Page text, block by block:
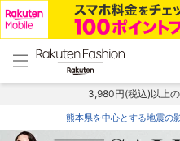
menu home
トップ
3,980円(税込)以上
熊本県を中心とする地震の